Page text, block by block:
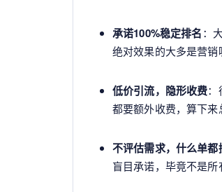
承诺100%稳定排名：
绝对效果的大多是营销
低价引流，隐形收费：
都要额外收费，算下来
不评估需求，什么单都
盲目承诺，毕竟不是所